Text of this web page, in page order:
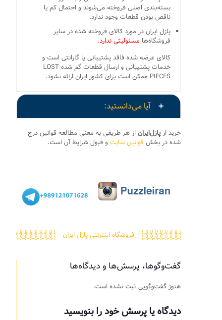
بسته‌بندی اصلی فروخته می‌شوند و احتمال کم یا
ناقص بودن قطعات وجود ندارد.
پازل ایران در مورد کالای فروخته شده در سایر
فروشگاه‌ها مسئولیتی ندارد.
کالای عرضه شده فاقد پشتیبانی یا گارانتی است و
خدمات پشتیبانی و ارسال قطعات گم شده LOST
PIECES ممکن است برای کشور ایران ارائه نشود.
آیا می‌دانستید:
خرید ازپازل‌ایران از هر طریقی به معنی مطالعه قوانین درج
شده در بخش قوانین سایت و قبول شرایط آن است.
فروشگاه اینترنتی پازل ایران
گفت‌وگوها، پرسش‌ها و دیدگاه‌ها
هنوز گفت‌وگویی ثبت نشده است.
دیدگاه یا پرسش خود را بنویسید